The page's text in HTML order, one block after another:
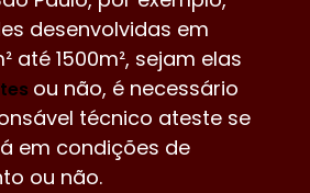
desenvolvidas em
até 1500m², sejam elas
ou não, é necessário
técnico ateste se
em condições de
ou não.